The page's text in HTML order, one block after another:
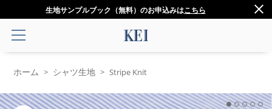
生地サンプルブック（無料）のお申込みはこちら
ホーム > シャツ生地 > Stripe Knit